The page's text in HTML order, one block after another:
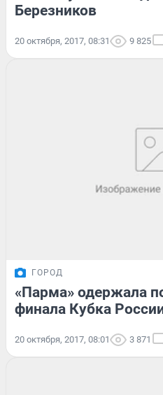
Березников
20 октября, 2017, 08:31 9 825
ГОРОД
«Парма» одержала
финала Кубка
20 октября, 2017, 08:01 3 871